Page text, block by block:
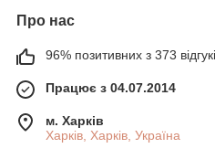
Про нас
96% позитивних з 373
Працює з 04.07.2014
м. Харків
Харків, Харків, Україна